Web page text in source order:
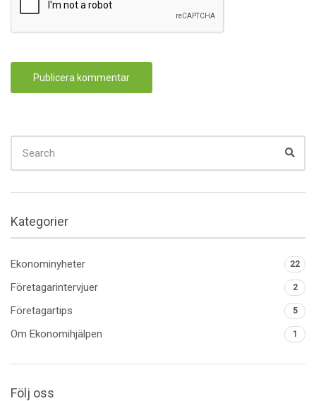
Kategorier
Ekonominyheter 22
Företagarintervjuer 2
Företagartips 5
Om Ekonomihjälpen 1
Följ oss